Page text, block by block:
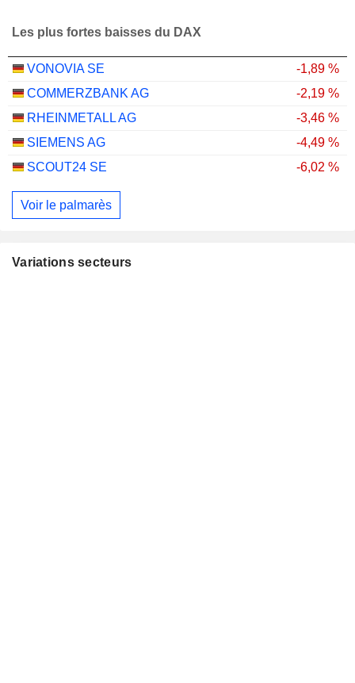
Les plus fortes baisses du DAX
VONOVIA SE
-1,89 %
COMMERZBANK AG
-2,19 %
RHEINMETALL AG
-3,46 %
SIEMENS AG
-4,49 %
SCOUT24 SE
-6,02 %
Voir le palmarès
Variations secteurs